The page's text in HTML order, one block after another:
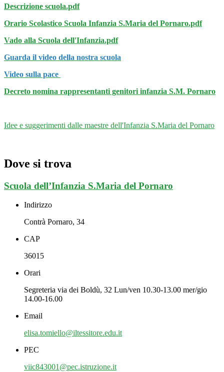
Descrizione scuola.pdf
Orario Scolastico Scuola Infanzia S.Maria del Pornaro.pdf
Vado alla Scuola dell'Infanzia.pdf
Guarda il video della nostra scuola
Video sulla pace
Decreto nomina rappresentanti genitori infanzia S.M. Pornaro
Idee e suggerimenti dalle maestre dell'Infanzia S.Maria del Pornaro
Dove si trova
Scuola dell’Infanzia S.Maria del Pornaro
Indirizzo
Contrà Pornaro, 34
CAP
36015
Orari
Segreteria via dei Boldù, 32 Lun/ven 10.30-13.00 mer/gio
14.00-16.00
Email
elisa.tomiello@iltessitore.edu.it
PEC
viic843001@pec.istruzione.it